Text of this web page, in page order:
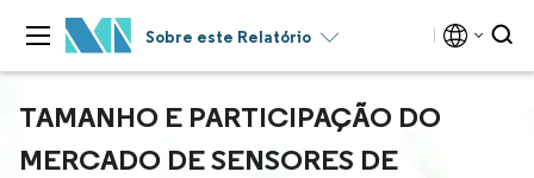
Sobre este Relatório
TAMANHO E PARTICIPAÇÃO DO
MERCADO DE SENSORES DE